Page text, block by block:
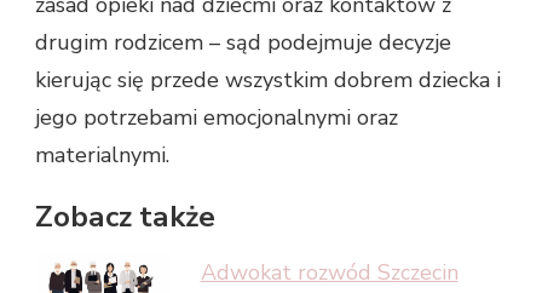
drugim rodzicem – sąd podejmuje decyzje
kierując się przede wszystkim dobrem dziecka i
jego potrzebami emocjonalnymi oraz
materialnymi.
Zobacz także
Adwokat rozwód Szczecin